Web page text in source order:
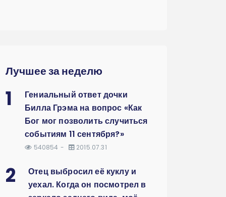
Лучшее за неделю
1
Гениальный ответ дочки
Билла Грэма на вопрос «Как
Бог мог позволить случиться
событиям 11 сентября?»
540854 2015.07.31
2
Отец выбросил её куклу и
уехал. Когда он посмотрел в